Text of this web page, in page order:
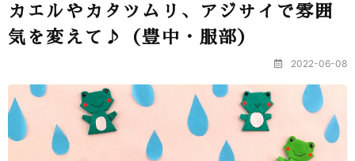
カエルやカタツムリ、アジサイで雰囲
気を変えて♪（豊中・服部）
2022-06-08